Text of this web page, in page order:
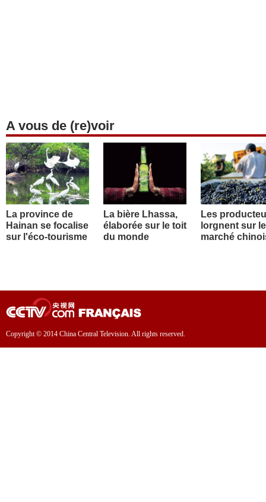
A vous de (re)voir
La province de
Hainan se focalise
sur l'éco-tourisme
La bière Lhassa,
élaborée sur le toit
du monde
Les
lorgnent sur le
marché
Copyright © 2014 China Central Television. All rights reserved.